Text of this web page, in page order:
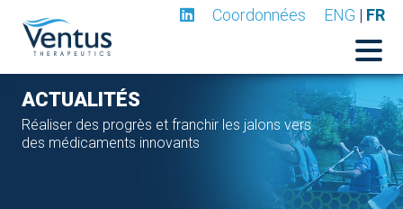
Coordonnées ENG | FR
ACTUALITÉS
Réaliser des progrès et franchir les jalons vers
des médicaments innovants